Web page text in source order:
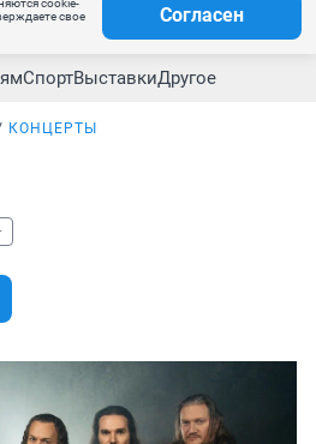
свое
Согласен
СпортВыставкиДругое
КОНЦЕРТЫ